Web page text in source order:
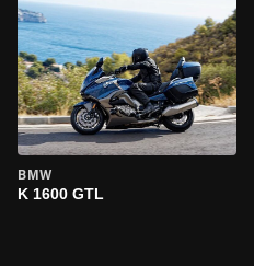
BMW
K 1600 GTL